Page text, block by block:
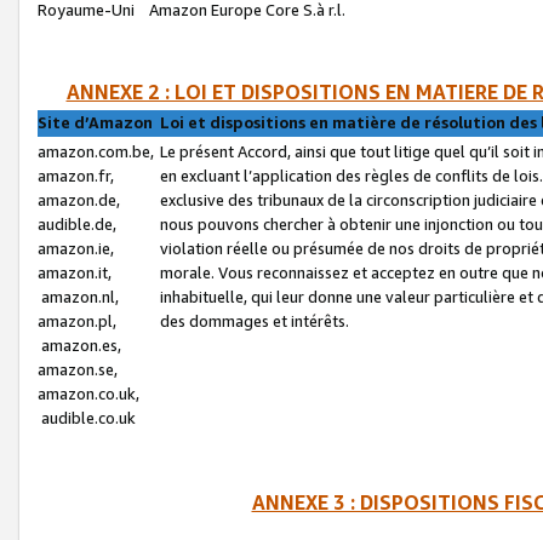
Royaume-Uni
Amazon Europe Core S.à r.l.
ANNEXE 2 : LOI ET DISPOSITIONS EN MATIERE DE
Site d’Amazon Loi et dispositions en matière de résolution
amazon.com.be,
amazon.fr,
amazon.de,
audible.de,
amazon.ie,
amazon.it,
amazon.nl,
amazon.pl,
amazon.es,
amazon.se,
amazon.co.uk,
audible.co.uk
Le présent Accord, ainsi que tout litige quel qu’il soit
en excluant l’application des règles de conflits de
exclusive des tribunaux de la circonscription
nous pouvons chercher à obtenir une injonction ou
violation réelle ou présumée de nos droits de
morale. Vous reconnaissez et acceptez en outre que
inhabituelle, qui leur donne une valeur particulière
des dommages et intérêts.
ANNEXE 3 : DISPOSITIONS